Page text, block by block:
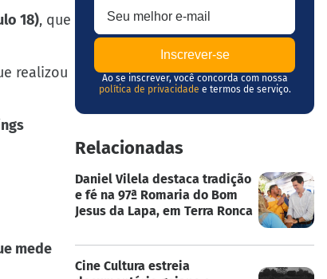
18), que
realizou
mede
Ao se inscrever, você concorda com nossa
política de privacidade e termos de serviço.
Relacionadas
Daniel Vilela destaca tradição
e fé na 97ª Romaria do Bom
Jesus da Lapa, em Terra Ronca
Cine Cultura estreia